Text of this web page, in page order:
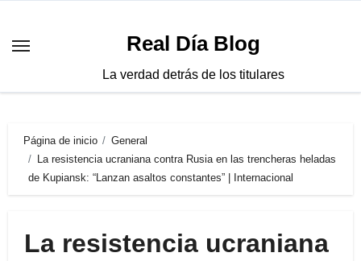
contenido
Real Día Blog
La verdad detrás de los titulares
Página de inicio
General
La resistencia ucraniana contra Rusia en las trencheras heladas
de Kupiansk: “Lanzan asaltos constantes” | Internacional
La resistencia ucraniana